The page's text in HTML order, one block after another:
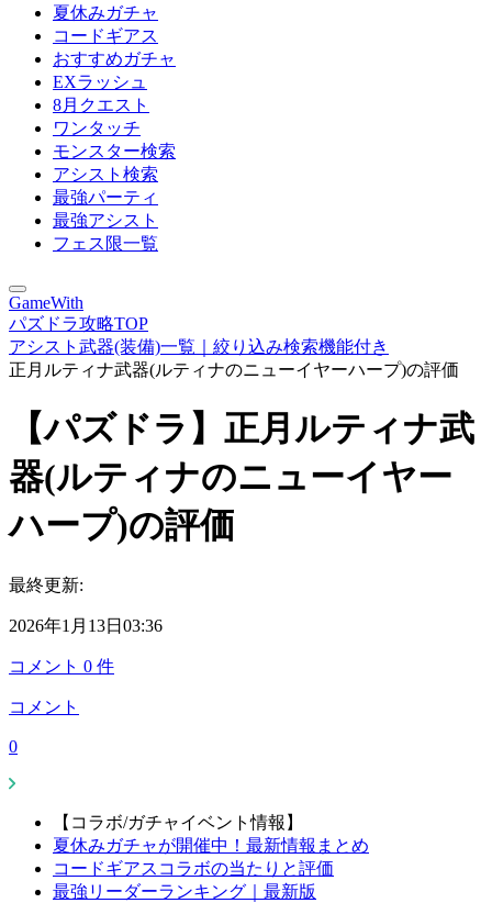
夏休みガチャ
コードギアス
おすすめガチャ
EXラッシュ
8月クエスト
ワンタッチ
モンスター検索
アシスト検索
最強パーティ
最強アシスト
フェス限一覧
GameWith
パズドラ攻略TOP
アシスト武器(装備)一覧｜絞り込み検索機能付き
正月ルティナ武器(ルティナのニューイヤーハープ)の評価
【パズドラ】正月ルティナ武
器(ルティナのニューイヤー
ハープ)の評価
最終更新:
2026年1月13日03:36
コメント 0 件
コメント
0
【コラボ/ガチャイベント情報】
夏休みガチャが開催中！最新情報まとめ
コードギアスコラボの当たりと評価
最強リーダーランキング｜最新版